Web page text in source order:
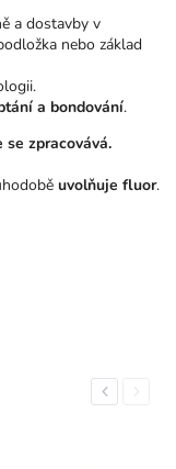
a dostavby v
nebo základ
a bondování.
se zpracovává.
uvolňuje fluor.
PreviousNext